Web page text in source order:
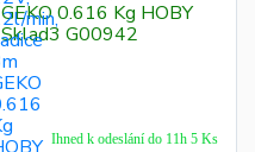
Ihned k odeslání do 11h 5 Ks